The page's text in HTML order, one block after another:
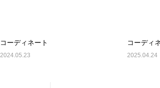
コーディネート
2024.05.23
コーディ
2025.04.24